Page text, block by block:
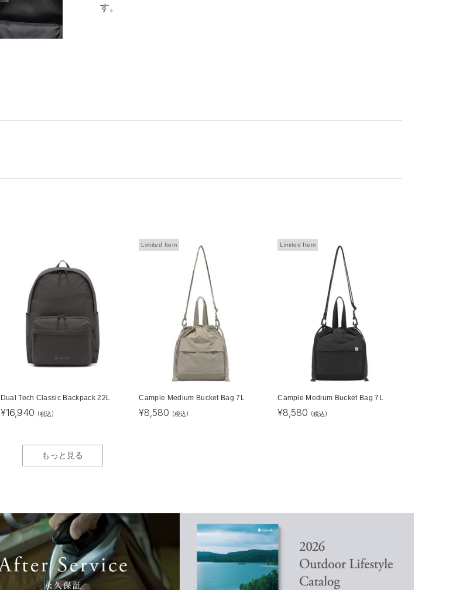
す。
Dual Tech Classic Backpack 22L
¥16,940 (税込)
Limited Item
Cample Medium Bucket Bag 7L
¥8,580 (税込)
Limited Item
Cample Medium Bucket Bag 7L
¥8,580 (税込)
もっと見る